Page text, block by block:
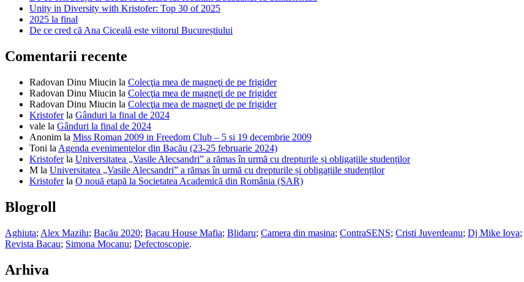
Unity in Diversity with Kristofer: Top 30 of 2025
2025 la final
De ce cred că Ana Ciceală este viitorul Bucureștiului
Comentarii recente
Radovan Dinu Miucin la Colecţia mea de magneţi de pe frigider
Radovan Dinu Miucin la Colecţia mea de magneţi de pe frigider
Radovan Dinu Miucin la Colecţia mea de magneţi de pe frigider
Kristoferla Gânduri la final de 2024
vale la Gânduri la final de 2024
Anonim la Miss Roman 2009 in Freedom Club – 5 si 19 decembrie 2009
Toni la Agenda evenimentelor din Bacău (23-25 februarie 2024)
Kristoferla Universitatea „Vasile Alecsandri” a rămas în urmă cu drepturile și obligațiile studenților
M la Universitatea „Vasile Alecsandri” a rămas în urmă cu drepturile și obligațiile studenților
Kristoferla O nouă etapă la Societatea Academică din România (SAR)
Blogroll
Aghiuta; Alex Mazilu; Bacău 2020; Bacau House Mafia; Blidaru; Camera din masina; ContraSENS; Cristi Juverdeanu; Dj Mike Iova;
Revista Bacau; Simona Mocanu; Defectoscopie.
Arhiva